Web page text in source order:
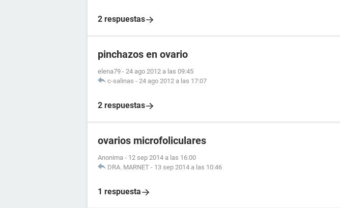
2 respuestas
pinchazos en ovario
elena79 - 24 ago 2012 a las 09:45
c-salinas - 24 ago 2012 a las 17:07
2 respuestas
ovarios microfoliculares
Anonima - 12 sep 2014 a las 16:00
DRA. MARNET - 13 sep 2014 a las 10:46
1 respuesta